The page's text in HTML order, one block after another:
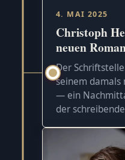
4. MAI 2025
Christoph
neuen
Der
seinem damals
— ein
der